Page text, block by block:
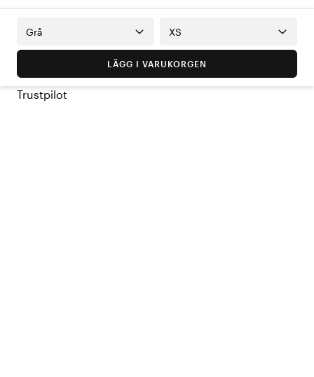
Grå XS
LÄGG I VARUKORGEN
Trustpilot